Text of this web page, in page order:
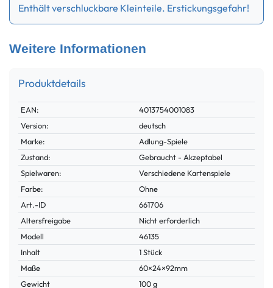
Enthält verschluckbare Kleinteile. Erstickungsgefahr!
Weitere Informationen
Produktdetails
Technisches
Merkmal
Wert
EAN:
4013754001083
Version:
deutsch
Marke:
Adlung-Spiele
Zustand:
Gebraucht - Akzeptabel
Spielwaren:
Verschiedene Kartenspiele
Farbe:
Ohne
Technisches
Merkmal
Wert
Art.-ID
661706
Altersfreigabe
Nicht erforderlich
Modell
46135
Inhalt
1 Stück
Maße
60×24×92mm
Gewicht
100 g